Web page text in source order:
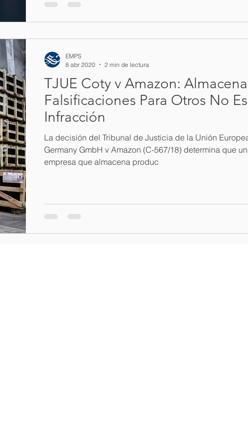
TJUE Coty v Amazon:
Falsificaciones Para Otros No Es
Infracción
La decisión del Tribunal de Justicia de la Unión
Germany GmbH v Amazon (C-567/18) determina que
empresa que almacena produc
EMPS
8 abr 2020
2 min de lectura